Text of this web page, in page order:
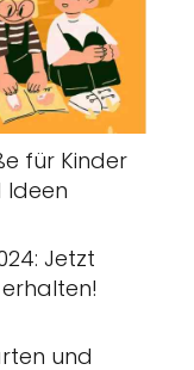
für Kinder
Ideen
Jetzt
und